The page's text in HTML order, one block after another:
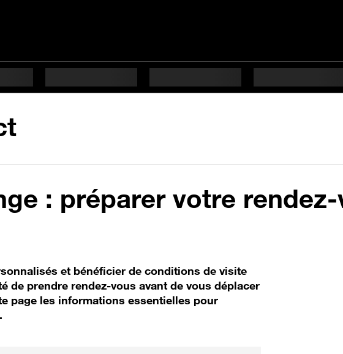
: préparer votre
et bénéficier de conditions de visite
de prendre rendez-vous avant de vous déplacer
page les informations essentielles pour